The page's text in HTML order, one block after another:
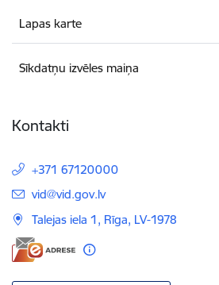
Lapas karte
Sīkdatņu izvēles maiņa
Kontakti
+371 67120000
E-pasts:
vid@vid.gov.lv
Talejas iela 1, Rīga, LV-1978